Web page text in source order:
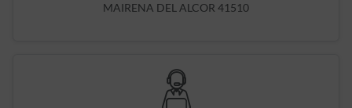
MAIRENA DEL ALCOR 41510